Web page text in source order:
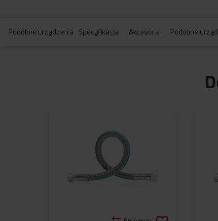
Podobne urządzenia Specyfikacja Akcesoria Podobne